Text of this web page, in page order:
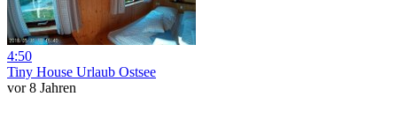
4:50
Tiny House Urlaub Ostsee
vor 8 Jahren